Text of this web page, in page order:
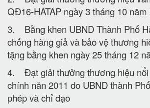
QĐ16-HATAP ngày 3 tháng 10 năm
3. Bằng khen UBND Thành Phố
chống hàng giả và bảo vệ thương
tặng bằng khen ngày 25 tháng 12
4. Đạt giải thưởng thương hiệu nổi
chính năn 2011 do UBND thành
phép và chỉ đạo